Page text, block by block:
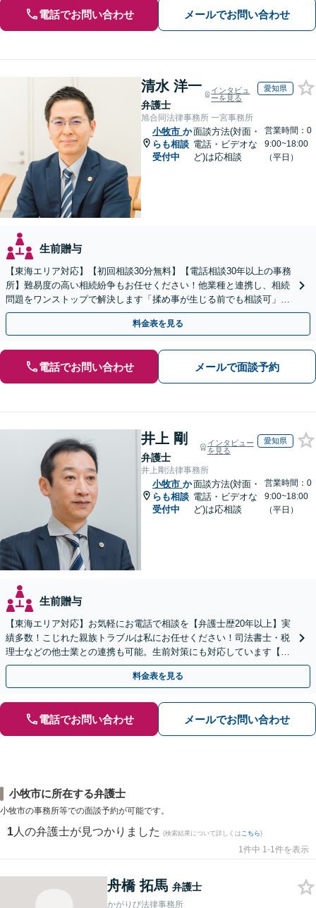
電話でお問い合わせ メールでお問い合わせ
清水 洋一
弁護士
インタビュ
ーを見る
愛知県
旭合同法律事務所 一宮事務所
小牧市 か
らも相談
受付中
面談方法(対面・
電話・ビデオな
ど)は応相談
営業時間：0
9:00~18:00
（平日）
生前贈与
【東海エリア対応】【初回相談30分無料】【電話相談30年以上の事務
所】難易度の高い相続紛争もお任せください！他業種と連携し、相続
問題をワンストップで解決します「揉め事が生じる前でも相談可」
【分割払い対応】【完全個室制】【休日夜間相談可】
料金表を見る
電話でお問い合わせ メールで面談予約
井上 剛
弁護士
インタビュー
を見る
愛知県
井上剛法律事務所
小牧市 か
らも相談
受付中
面談方法(対面・
電話・ビデオな
ど)は応相談
営業時間：0
9:00~18:00
（平日）
生前贈与
【東海エリア対応】お気軽にお電話で相談を【弁護士歴20年以上】実
績多数！こじれた親族トラブルは私にお任せください！司法書士・税
理士などの他士業との連携も可能。生前対策にも対応しています【夜
間・休日面談可】【完全個室・秘密厳守】
料金表を見る
電話でお問い合わせ メールでお問い合わせ
小牧市に所在する弁護士
小牧市の事務所等での面談予約が可能です。
1 人の弁護士が見つかりました (検索結果について詳しくは こちら)
1件中 1-1件を表示
舟橋 拓馬 弁護士
かがりび法律事務所